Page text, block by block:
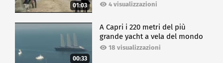
01:03 4 visualizzazioni
00:33
A Capri i 220 metri del più
grande yacht a vela del mondo
18 visualizzazioni